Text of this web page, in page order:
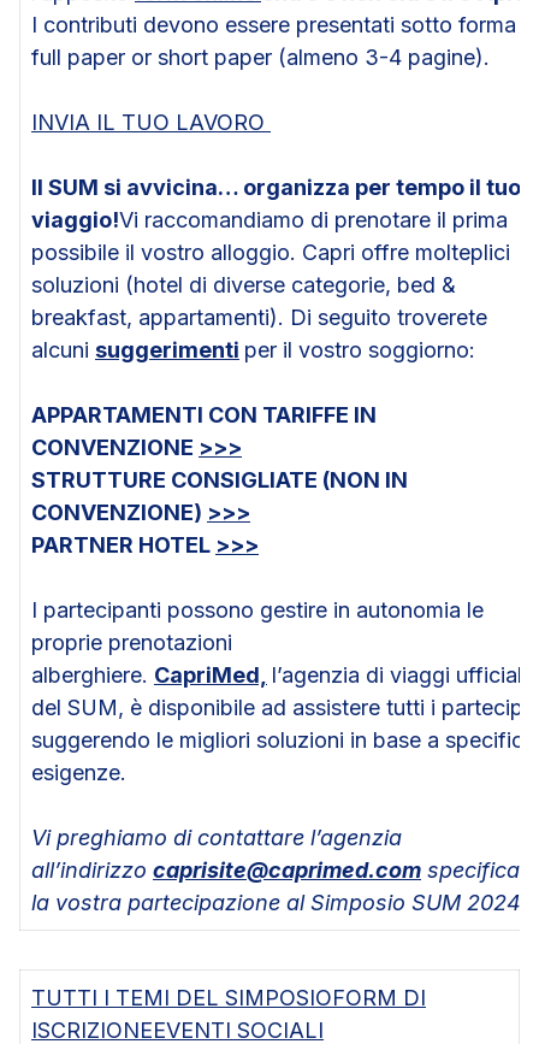
I contributi devono essere presentati sotto forma di
full paper or short paper (almeno 3-4 pagine).
INVIA IL TUO LAVORO
Il SUM si avvicina… organizza per tempo il tuo
viaggio!Vi raccomandiamo di prenotare il prima
possibile il vostro alloggio. Capri offre molteplici
soluzioni (hotel di diverse categorie, bed &
breakfast, appartamenti). Di seguito troverete
alcuni suggerimenti per il vostro soggiorno:
APPARTAMENTI CON TARIFFE IN
CONVENZIONE >>>
STRUTTURE CONSIGLIATE (NON IN
CONVENZIONE) >>>
PARTNER HOTEL >>>
I partecipanti possono gestire in autonomia le
proprie prenotazioni
alberghiere. CapriMed, l’agenzia di viaggi ufficiale
del SUM, è disponibile ad assistere tutti i
suggerendo le migliori soluzioni in base a
esigenze.
Vi preghiamo di contattare l’agenzia
all’indirizzo caprisite@caprimed.com
la vostra partecipazione al Simposio SUM 2024
TUTTI I TEMI DEL SIMPOSIOFORM DI
ISCRIZIONEEVENTI SOCIALI